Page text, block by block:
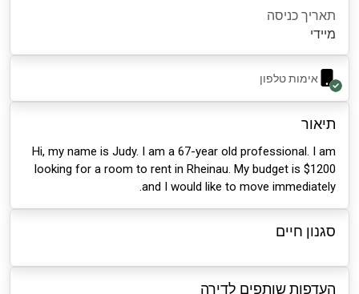
תאריך כניסה
מיידי
אימות טלפון
תיאור
Hi, my name is Judy. I am a 67-year old professional. I am
looking for a room to rent in Rheinau. My budget is $1200
and I would like to move immediately.
סגנון חיים
העדפות שותפים לדירה